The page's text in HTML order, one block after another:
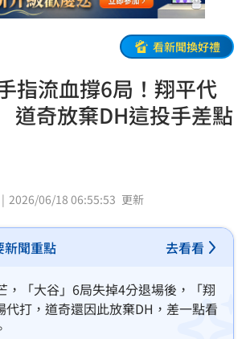
看新聞換好禮
指流血撐6局！翔平代
奇放棄DH這投手差點
2026/06/18 06:55:53 更新
新聞重點 去看看
，「大谷」6局失掉4分退場後，「翔
代打，道奇還因此放棄DH，差一點看